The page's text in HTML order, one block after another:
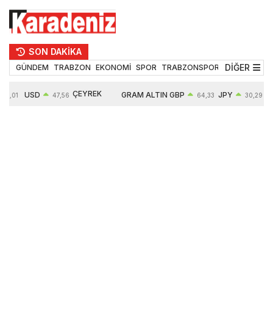
SON DAKİKA
GÜNDEM TRABZON EKONOMİ SPOR TRABZONSPOR TEKNOLOJİ
DİĞER
USD 47,56 ÇEYREK GRAM ALTIN GBP 64,33 JPY 30,29